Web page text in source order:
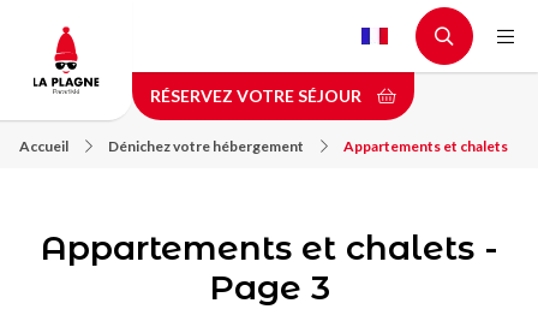
contenu
principal
RÉSERVEZ VOTRE SÉJOUR
Accueil Dénichez votre hébergement Appartements et chalets
Appartements et chalets -
Page 3